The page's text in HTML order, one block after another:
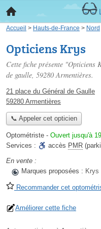
Accueil > Hauts-de-France > Nord
Opticiens Krys
Cette fiche présente "Opticiens
de gaulle, 59280 Armentières.
21 place du Général de Gaulle
59280 Armentières
📞 Appeler cet opticien
Optométriste - Ouvert jusqu'à
Services :
accès PMR
En vente :
Marques proposées : Krys
Recommander cet
Améliorer cette fiche